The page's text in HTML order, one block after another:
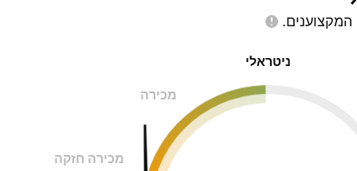
המקצוענים.
ניטראלי
מכירה
מכירה חזקה